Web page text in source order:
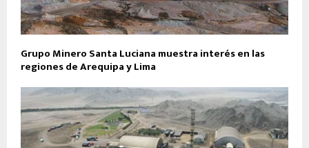
Grupo Minero Santa Luciana muestra interés en las
regiones de Arequipa y Lima